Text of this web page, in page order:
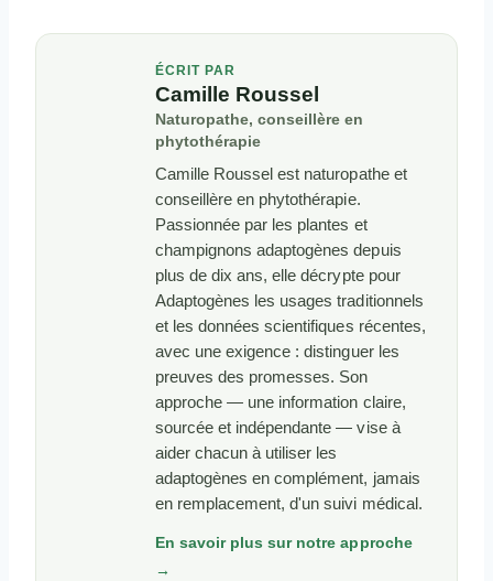
ÉCRIT PAR
Camille Roussel
Naturopathe, conseillère en
phytothérapie
Camille Roussel est naturopathe et
conseillère en phytothérapie.
Passionnée par les plantes et
champignons adaptogènes depuis
plus de dix ans, elle décrypte pour
Adaptogènes les usages traditionnels
et les données scientifiques récentes,
avec une exigence : distinguer les
preuves des promesses. Son
approche — une information claire,
sourcée et indépendante — vise à
aider chacun à utiliser les
adaptogènes en complément, jamais
en remplacement, d'un suivi médical.
En savoir plus sur notre approche
→